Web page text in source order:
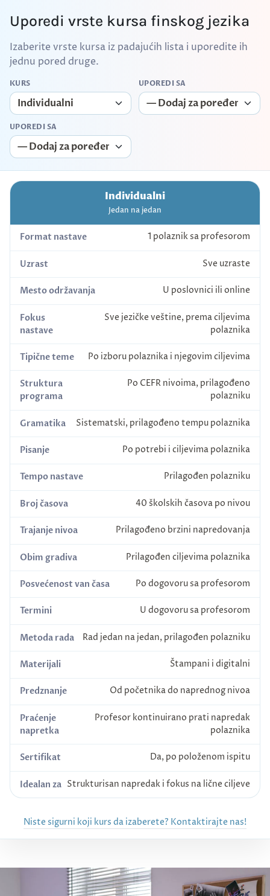
Uporedi vrste kursa finskog jezika
Izaberite vrste kursa iz padajućih lista i uporedite ih
jednu pored druge.
KURS UPOREDI SA
UPOREDI SA
Individualni
Jedan na jedan
Format nastave 1 polaznik sa profesorom
Uzrast Sve uzraste
Mesto održavanja U poslovnici ili online
Fokus
nastave
Sve jezičke veštine, prema ciljevima
polaznika
Tipične teme Po izboru polaznika i njegovim ciljevima
Struktura
programa
Po CEFR nivoima, prilagođeno
polazniku
Gramatika Sistematski, prilagođeno tempu polaznika
Pisanje Po potrebi i ciljevima polaznika
Tempo nastave Prilagođen polazniku
Broj časova 40 školskih časova po nivou
Trajanje nivoa Prilagođeno brzini napredovanja
Obim gradiva Prilagođen ciljevima polaznika
Posvećenost van časa Po dogovoru sa profesorom
Termini U dogovoru sa profesorom
Metoda rada Rad jedan na jedan, prilagođen polazniku
Materijali Štampani i digitalni
Predznanje Od početnika do naprednog nivoa
Praćenje
napretka
Profesor kontinuirano prati napredak
polaznika
Sertifikat Da, po položenom ispitu
Idealan za Strukturisan napredak i fokus na lične ciljeve
Niste sigurni koji kurs da izaberete? Kontaktirajte nas!